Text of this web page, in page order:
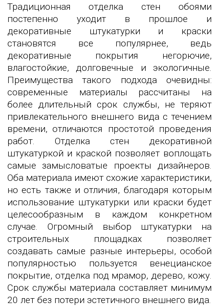
Традиционная отделка стен обоями
постепенно уходит в прошлое и
декоративные штукатурки и краски
становятся все популярнее, ведь
декоративные покрытия негорючие,
влагостойкие, долговечные и экологичные.
Преимущества такого подхода очевидны:
современные материалы рассчитаны на
более длительный срок службы, не теряют
привлекательного внешнего вида с течением
времени, отличаются простотой проведения
работ. Отделка стен декоративной
штукатуркой и краской позволяет воплощать
самые замысловатые проекты дизайнеров.
Оба материала имеют схожие характеристики,
но есть также и отличия, благодаря которым
использование штукатурки или краски будет
целесообразным в каждом конкретном
случае. Огромный выбор штукатурки на
строительных площадках позволяет
создавать самые разные интерьеры, особой
популярностью пользуется венецианское
покрытие, отделка под мрамор, дерево, кожу.
Срок службы материала составляет минимум
20 лет без потери эстетичного внешнего вида.